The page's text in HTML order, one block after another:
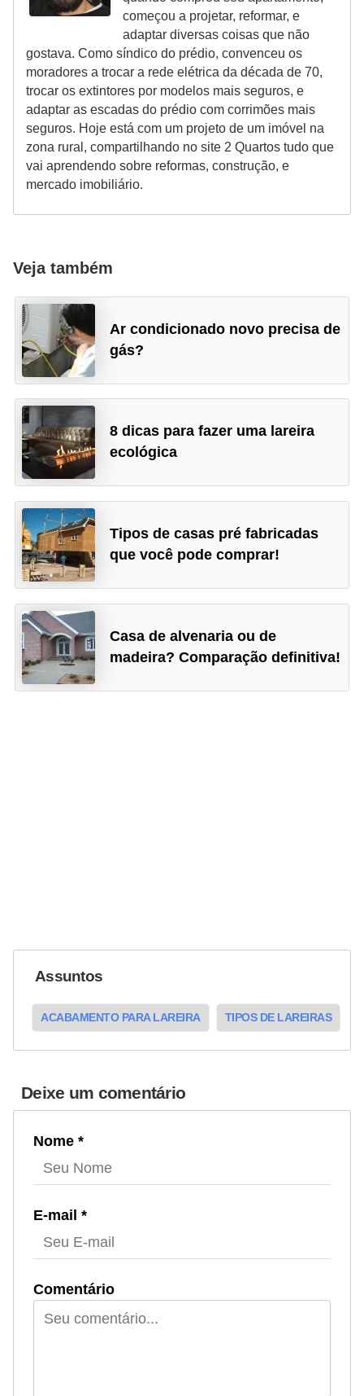
começou a projetar, reformar, e
adaptar diversas coisas que não
gostava. Como síndico do prédio, convenceu os
moradores a trocar a rede elétrica da década de 70,
trocar os extintores por modelos mais seguros, e
adaptar as escadas do prédio com corrimões mais
seguros. Hoje está com um projeto de um imóvel na
zona rural, compartilhando no site 2 Quartos tudo que
vai aprendendo sobre reformas, construção, e
mercado imobiliário.
Veja também
Ar condicionado novo precisa de
gás?
8 dicas para fazer uma lareira
ecológica
Tipos de casas pré fabricadas
que você pode comprar!
Casa de alvenaria ou de
madeira? Comparação definitiva!
Assuntos
ACABAMENTO PARA LAREIRA TIPOS DE LAREIRAS
Deixe um comentário
Nome *
E-mail *
Comentário